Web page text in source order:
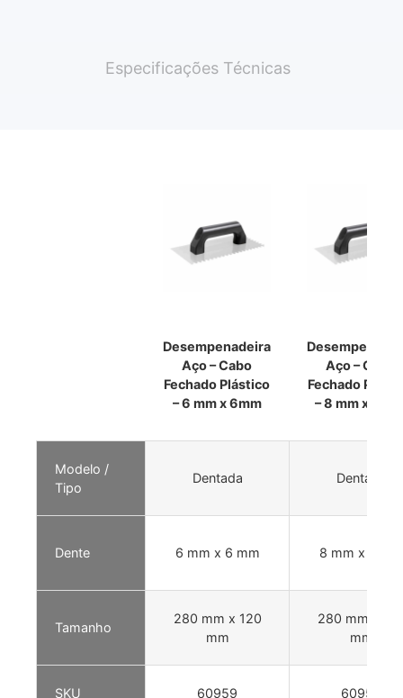
Especificações Técnicas
Desempenadeira
Aço – Cabo
Fechado Plástico
– 6 mm x 6mm
Aço – Cabo
Fechado
– 8 mm x 8
Modelo /
Tipo
Dentada Dentada
Dente 6 mm x 6 mm 8 mm x 8 mm
Tamanho
280 mm x 120
mm
280 mm x
mm
SKU 60959 60958